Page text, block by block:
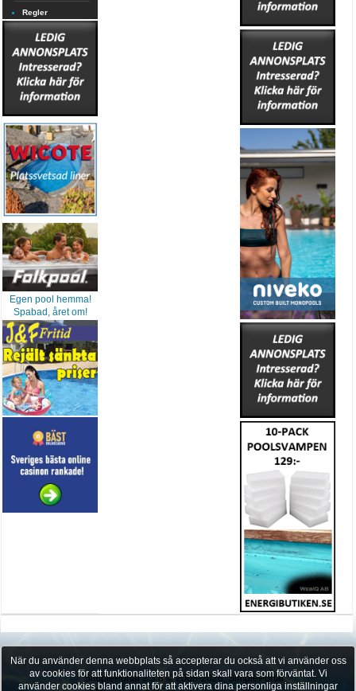
Regler
Egen pool hemma!
Spabad, året om!
SimplePortal 2.3.8 © 2008-2026, SimplePortal
När du använder denna webbplats så accepterar du också att vi använder oss
av cookies för att funktionaliteten på sidan skall vara som förväntat. Vi
använder cookies bland annat för att aktivera dina personliga inställningar